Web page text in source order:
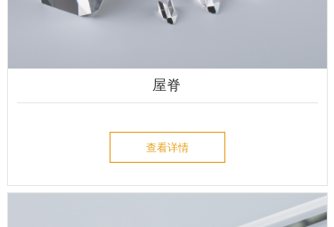
屋脊
查看详情